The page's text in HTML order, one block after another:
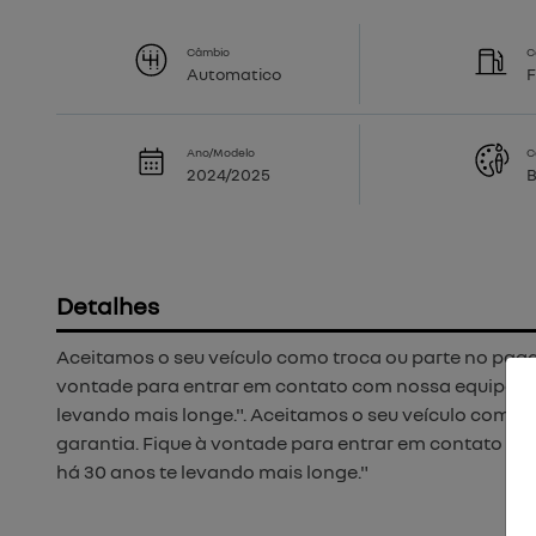
Câmbio
Automatico
Ano/Modelo
2024/2025
Detalhes
Aceitamos o seu veículo como troca ou parte no
vontade para entrar em contato com nossa equipe
levando mais longe.". Aceitamos o seu veículo
garantia. Fique à vontade para entrar em contato
há 30 anos te levando mais longe."